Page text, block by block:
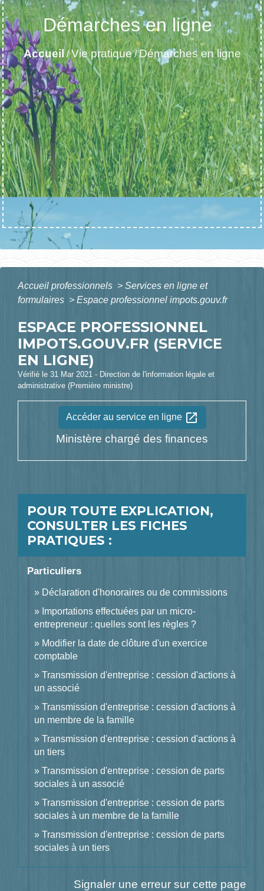
Démarches en ligne
Accueil /Vie pratique/Démarches en ligne
Accueil professionnels > Services en ligne et
formulaires > Espace professionnel impots.gouv.fr
ESPACE PROFESSIONNEL
IMPOTS.GOUV.FR (SERVICE
EN LIGNE)
Vérifié le 31 Mar 2021 - Direction de l'information légale et
administrative (Première ministre)
Accéder au service en ligne open_in_new
Ministère chargé des finances
POUR TOUTE EXPLICATION,
CONSULTER LES FICHES
PRATIQUES :
Particuliers
Déclaration d'honoraires ou de commissions
Importations effectuées par un micro-
entrepreneur : quelles sont les règles ?
Modifier la date de clôture d'un exercice
comptable
Transmission d'entreprise : cession d'actions à
un associé
Transmission d'entreprise : cession d'actions à
un membre de la famille
Transmission d'entreprise : cession d'actions à
un tiers
Transmission d'entreprise : cession de parts
sociales à un associé
Transmission d'entreprise : cession de parts
sociales à un membre de la famille
Transmission d'entreprise : cession de parts
sociales à un tiers
Signaler une erreur sur cette page